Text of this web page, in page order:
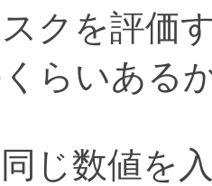
クを評価
らいある
じ数値を